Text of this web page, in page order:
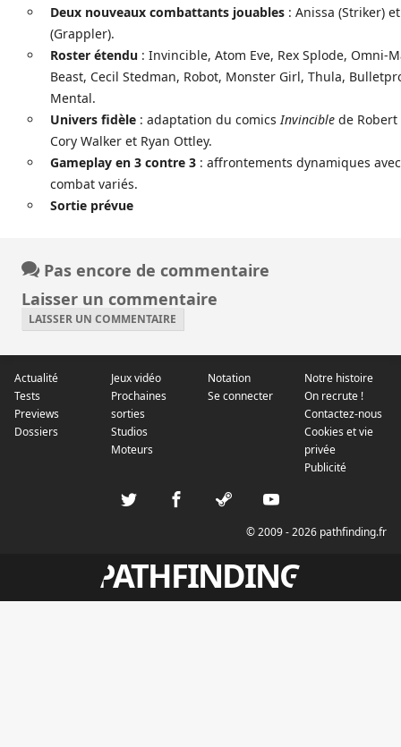
Deux nouveaux combattants jouables : Anissa (Striker)
(Grappler).
Roster étendu : Invincible, Atom Eve, Rex Splode, Omni-
Beast, Cecil Stedman, Robot, Monster Girl, Thula,
Mental.
Univers fidèle : adaptation du comicsInvincible de
Cory Walker et Ryan Ottley.
Gameplay en 3 contre 3 : affrontements dynamiques
combat variés.
Sortie prévue
Pas encore de commentaire
Laisser un commentaire
LAISSER UN COMMENTAIRE
Actualité
Tests
Previews
Dossiers
Jeux vidéo
Prochaines
sorties
Studios
Moteurs
Notation
Se connecter
Notre histoire
On recrute !
Contactez-nous
Cookies et vie
privée
Publicité
© 2009 - 2026 pathfinding.fr
PATHFINDING